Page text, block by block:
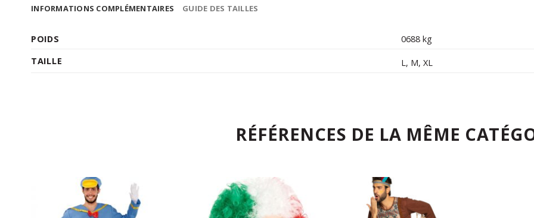
INFORMATIONS COMPLÉMENTAIRES GUIDE DES TAILLES
POIDS
0688 kg
TAILLE
L, M,XL
RÉFÉRENCES DE LA MÊME